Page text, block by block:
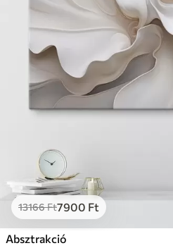
13166Ft7900 Ft
Absztrakció